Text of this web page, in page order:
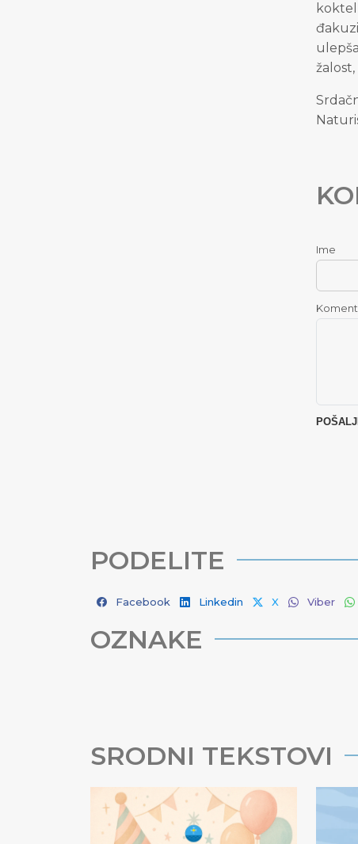
Ime
PODELITE
Facebook Linkedin X Viber
OZNAKE
SRODNI TEKSTOVI